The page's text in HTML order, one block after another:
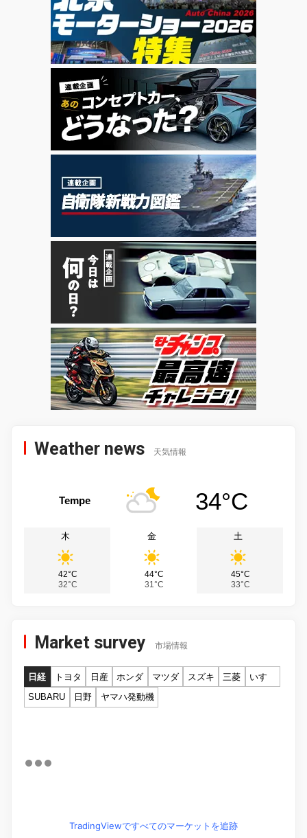
Weather news 天気情報
Tempe 34°C
木
42°C
32°C
金
44°C
31°C
土
45°C
33°C
Market survey 市場情報
日経 トヨタ 日産 ホンダ マツダ スズキ 三菱
いすゞ
SUBARU
日野 ヤマハ発動機
TradingViewですべてのマーケットを追跡